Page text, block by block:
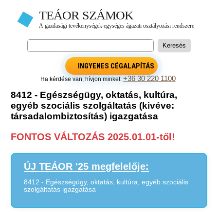
INGYENES CÉGALAPÍTÁS
Ha kérdése van, hívjon minket: +36 30 220 1100
8412 - Egészségügy, oktatás, kultúra,
egyéb szociális szolgáltatás (kivéve:
társadalombiztosítás) igazgatása
FONTOS VÁLTOZÁS 2025.01.01-től!
ÚJ TEÁOR '25 megfelelője:
8412 - Egészségügy, oktatás, kultúra, egyéb szociális
szolgáltatás igazgatása